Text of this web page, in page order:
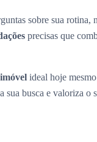
sobre sua rotina,
precisas que
ideal hoje
sua busca e valoriza o